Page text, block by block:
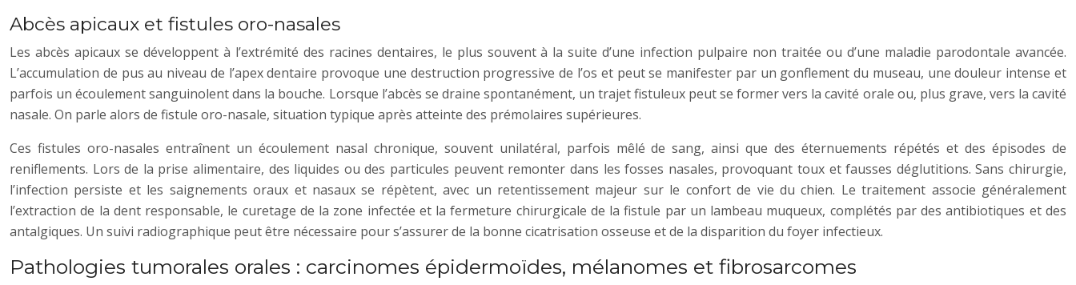
Abcès apicaux et fistules oro-nasales
Les abcès apicaux se développent à l’extrémité des racines dentaires, le plus souvent à la suite d’une infection pulpaire non traitée ou d’une maladie parodontale avancée.
L’accumulation de pus au niveau de l’apex dentaire provoque une destruction progressive de l’os et peut se manifester par un gonflement du museau, une douleur intense et
parfois un écoulement sanguinolent dans la bouche. Lorsque l’abcès se draine spontanément, un trajet fistuleux peut se former vers la cavité orale ou, plus grave, vers la cavité
nasale. On parle alors de fistule oro-nasale, situation typique après atteinte des prémolaires supérieures.
Ces fistules oro-nasales entraînent un écoulement nasal chronique, souvent unilatéral, parfois mêlé de sang, ainsi que des éternuements répétés et des épisodes de
reniflements. Lors de la prise alimentaire, des liquides ou des particules peuvent remonter dans les fosses nasales, provoquant toux et fausses déglutitions. Sans chirurgie,
l’infection persiste et les saignements oraux et nasaux se répètent, avec un retentissement majeur sur le confort de vie du chien. Le traitement associe généralement
l’extraction de la dent responsable, le curetage de la zone infectée et la fermeture chirurgicale de la fistule par un lambeau muqueux, complétés par des antibiotiques et des
antalgiques. Un suivi radiographique peut être nécessaire pour s’assurer de la bonne cicatrisation osseuse et de la disparition du foyer infectieux.
Pathologies tumorales orales : carcinomes épidermoïdes, mélanomes et fibrosarcomes